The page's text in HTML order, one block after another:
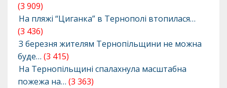
(3 909)
На пляжі “Циганка” в Тернополі втопилася…
(3 436)
З березня жителям Тернопільщини не можна
буде… (3 415)
На Тернопільщині спалахнула масштабна
пожежа на… (3 363)